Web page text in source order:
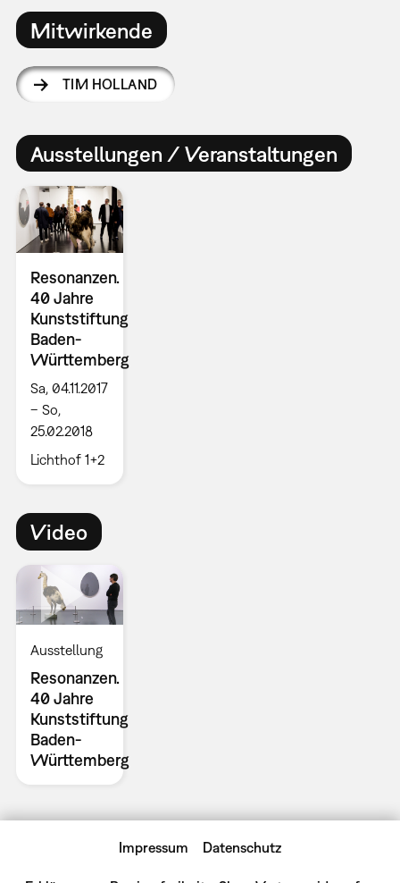
Mitwirkende
TIM HOLLAND
Ausstellungen / Veranstaltungen
Resonanzen.
40 Jahre
Kunststiftung
Baden-
Württemberg
Sa, 04.11.2017
– So,
25.02.2018
Lichthof 1+2
Video
Ausstellung
Resonanzen.
40 Jahre
Kunststiftung
Baden-
Württemberg
Impressum Datenschutz